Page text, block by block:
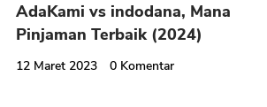
AdaKami vs indodana, Mana
Pinjaman Terbaik (2024)
12 Maret 2023 0 Komentar